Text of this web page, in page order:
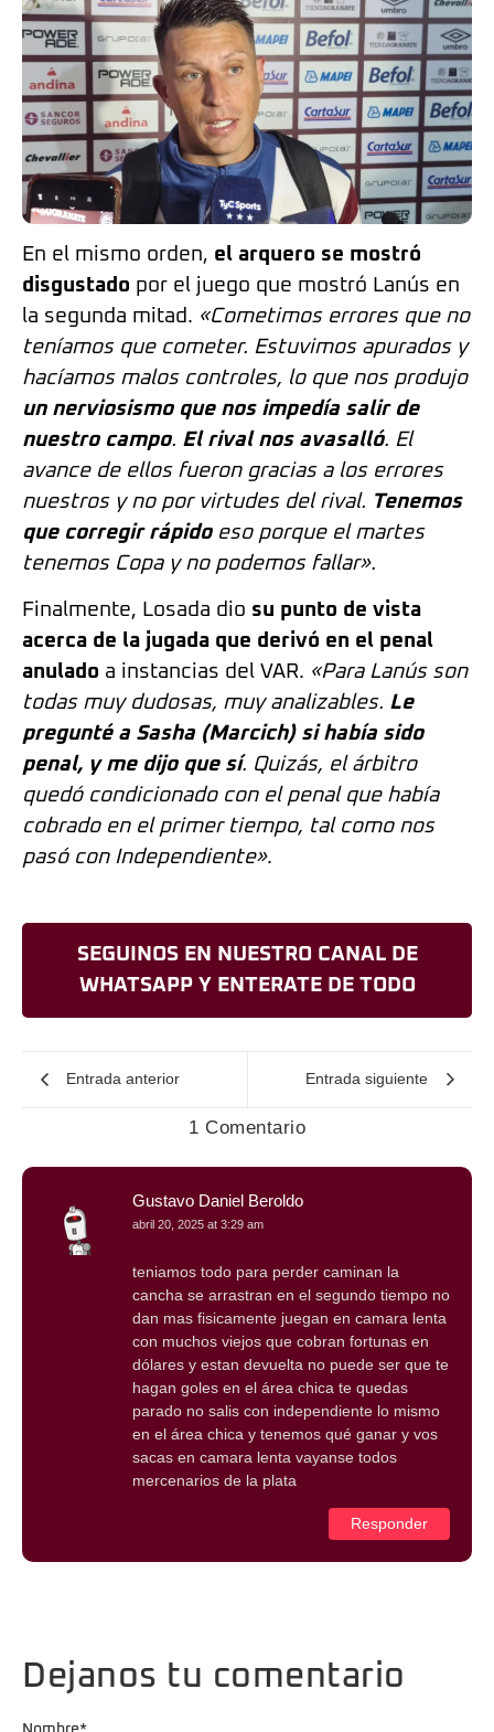
En el mismo orden, el arquero se mostró
disgustado por el juego que mostró Lanús en
la segunda mitad. «Cometimos errores que no
teníamos que cometer. Estuvimos apurados y
hacíamos malos controles, lo que nos produjo
un nerviosismo que nos impedía salir de
nuestro campo. El rival nos avasalló. El
avance de ellos fueron gracias a los errores
nuestros y no por virtudes del rival. Tenemos
que corregir rápidoeso porque el martes
tenemos Copa y no podemos fallar».
Finalmente, Losada dio su punto de vista
acerca de la jugada que derivó en el penal
anulado a instancias del VAR. «Para Lanús son
todas muy dudosas, muy analizables. Le
pregunté a Sasha (Marcich) si había sido
penal, y me dijo que sí. Quizás, el árbitro
quedó condicionado con el penal que había
cobrado en el primer tiempo, tal como nos
pasó con Independiente».
SEGUINOS EN NUESTRO CANAL DE
WHATSAPP Y ENTERATE DE TODO
Entrada anterior Entrada siguiente
1 Comentario
Gustavo Daniel Beroldo
abril 20, 2025 at 3:29 am
teniamos todo para perder caminan la
cancha se arrastran en el segundo tiempo no
dan mas fisicamente juegan en camara lenta
con muchos viejos que cobran fortunas en
dólares y estan devuelta no puede ser que te
hagan goles en el área chica te quedas
parado no salis con independiente lo mismo
en el área chica y tenemos qué ganar y vos
sacas en camara lenta vayanse todos
mercenarios de la plata
Responder
Dejanos tu comentario